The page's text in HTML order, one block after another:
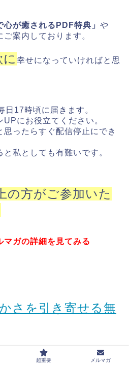
心が癒されるPDF特典」 や
ご案内しております。
幸せになっていければと思
17時頃に届きます。
にお役立てください。
ったらすぐ配信停止にでき
私としても有難いです。
の方がご参加いた
マガの詳細を見てみる
さを引き寄せる無
トイレの神様
超重要 メルマガ